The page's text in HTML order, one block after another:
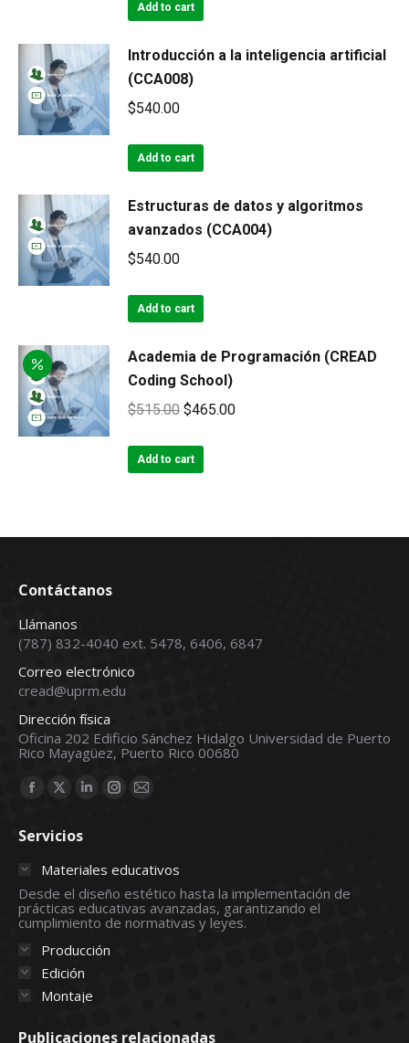
Add to cart
Introducción a la inteligencia artificial
(CCA008)
$540.00
Add to cart
Estructuras de datos y algoritmos
avanzados (CCA004)
$540.00
Add to cart
Academia de Programación (CREAD
Coding School)
$515.00 Original
was:
$465.00Current
Add to cart
Contáctanos
Llámanos
(787) 832-4040 ext. 5478, 6406, 6847
Correo electrónico
cread@uprm.edu
Dirección física
Oficina 202 Edificio Sánchez Hidalgo Universidad de Puerto
Rico Mayagüez, Puerto Rico 00680
Find us on:
Facebook
opens
new
window
X
opens
in
new
window
Linkedin
in
new
window
Instagram
in
new
window
Mail
in
new
window
Servicios
Materiales educativos
Desde el diseño estético hasta la implementación de
prácticas educativas avanzadas, garantizando el
cumplimiento de normativas y leyes.
Producción
Edición
Montaje
Publicaciones relacionadas